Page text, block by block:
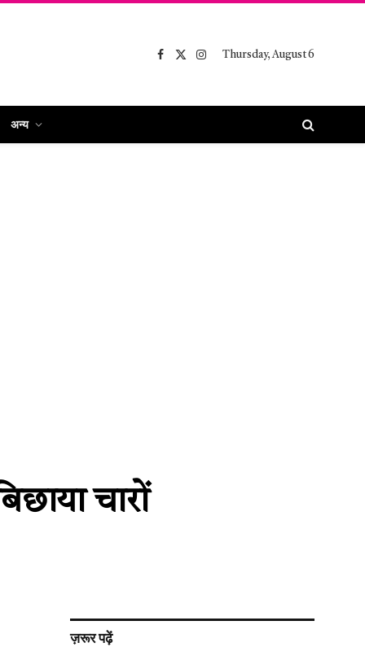
Facebook
X
Instagram
Thursday, August 6
अन्य
चारों
ज़रूर पढ़ें